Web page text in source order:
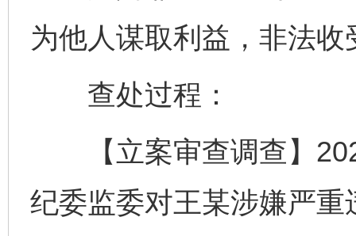
为他人谋取利益，非法
查处过程：
【立案审查调查】
纪委监委对王某涉嫌严